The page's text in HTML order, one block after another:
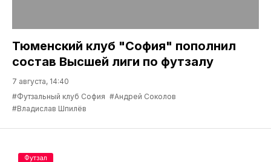
Тюменский клуб "София" пополнил
состав Высшей лиги по футзалу
7 августа, 14:40
#Футзальный клуб София #Андрей Соколов
#Владислав Шпилёв
Футзал